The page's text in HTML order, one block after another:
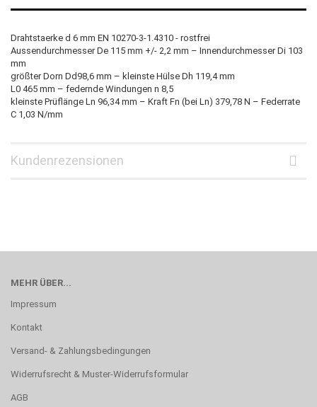
Drahtstaerke d 6 mm EN 10270-3-1.4310 - rostfrei
Aussendurchmesser De 115 mm +/- 2,2 mm – Innendurchmesser Di 103
mm
größter Dorn Dd98,6 mm – kleinste Hülse Dh 119,4 mm
L0 465 mm – federnde Windungen n 8,5
kleinste Prüflänge Ln 96,34 mm – Kraft Fn (bei Ln) 379,78 N – Federrate
C 1,03 N/mm
Kundenrezensionen
MEHR ÜBER...
Impressum
Kontakt
Versand- & Zahlungsbedingungen
Widerrufsrecht & Muster-Widerrufsformular
AGB